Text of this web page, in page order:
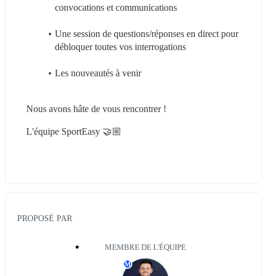
convocations et communications
Une session de questions/réponses en direct pour
débloquer toutes vos interrogations
Les nouveautés à venir
Nous avons hâte de vous rencontrer !
L'équipe SportEasy 🤝🏼
PROPOSÉ PAR
MEMBRE DE L'ÉQUIPE
M